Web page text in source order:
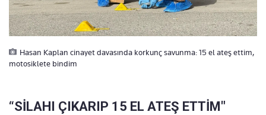
Hasan Kaplan cinayet davasında korkunç savunma: 15 el ateş ettim,
motosiklete bindim
“SİLAHI ÇIKARIP 15 EL ATEŞ ETTİM"